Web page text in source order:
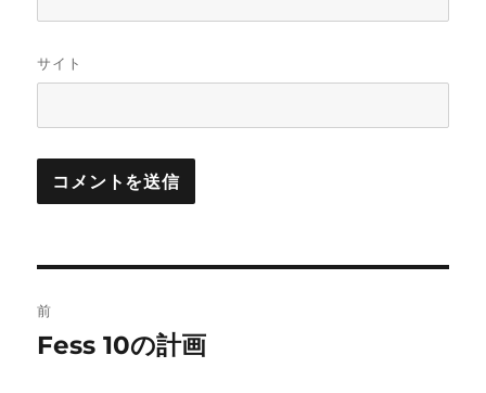
サイト
稿
前
前
Fess 10の計画